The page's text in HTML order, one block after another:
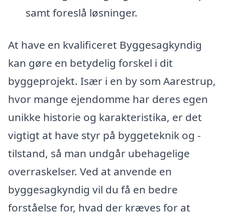
samt foreslå løsninger.
At have en kvalificeret Byggesagkyndig
kan gøre en betydelig forskel i dit
byggeprojekt. Især i en by som Aarestrup,
hvor mange ejendomme har deres egen
unikke historie og karakteristika, er det
vigtigt at have styr på byggeteknik og -
tilstand, så man undgår ubehagelige
overraskelser. Ved at anvende en
byggesagkyndig vil du få en bedre
forståelse for, hvad der kræves for at